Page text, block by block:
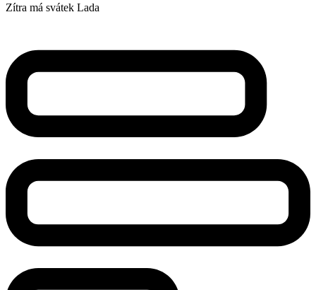
Zítra má svátek Lada